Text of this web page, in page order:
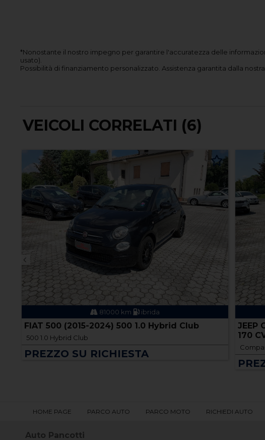
*Nonostante il nostro impegno per garantire l'accuratezza delle
usato).
Possibilità di finanziamento personalizzato. Assistenza garantita dalla
VEICOLI CORRELATI (6)
81000 km ibrida
FIAT 500 (2015-2024) 500 1.0 Hybrid Club
500 1.0 Hybrid Club
PREZZO SU RICHIESTA
JEEP
170
HOME PAGE PARCO AUTO PARCO MOTO RICHIEDI AUTO
Auto Pancotti